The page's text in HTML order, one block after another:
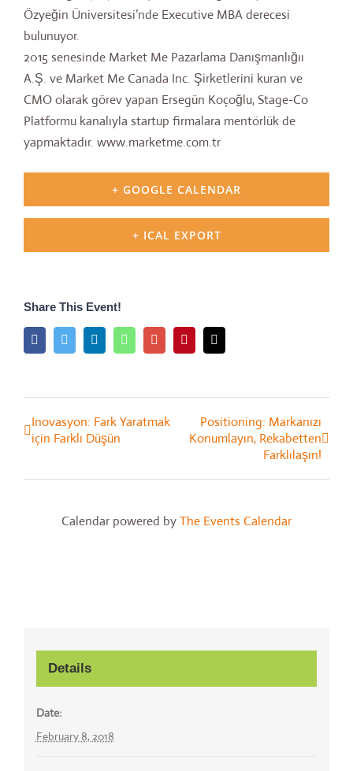
Özyeğin Üniversitesi’nde Executive MBA derecesi
bulunuyor.
2015 senesinde Market Me Pazarlama Danışmanlığıı
A.Ş. ve Market Me Canada Inc. Şirketlerini kuran ve
CMO olarak görev yapan Ersegün Koçoğlu, Stage-Co
Platformu kanalıyla startup firmalara mentörlük de
yapmaktadır. www.marketme.com.tr
+ GOOGLE CALENDAR
+ ICAL EXPORT
Share This Event!
FacebookTwitter LinkedInWhatsappGoogle+Pinterest
Event
Navigation
Inovasyon: Fark Yaratmak
için Farklı Düşün
Positioning: Markanızı
Konumlayın, Rekabetten
Farklılaşın!
Calendar powered byThe Events Calendar
Details
Date:
February 8, 2018